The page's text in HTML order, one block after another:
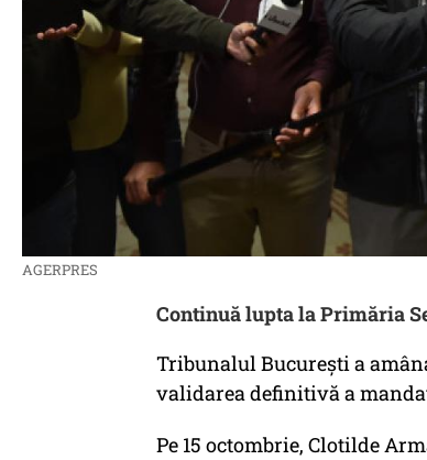
AGERPRES
Continuă lupta la Primăria
Tribunalul Bucureşti a
validarea definitivă a
Pe 15 octombrie, Clotilde